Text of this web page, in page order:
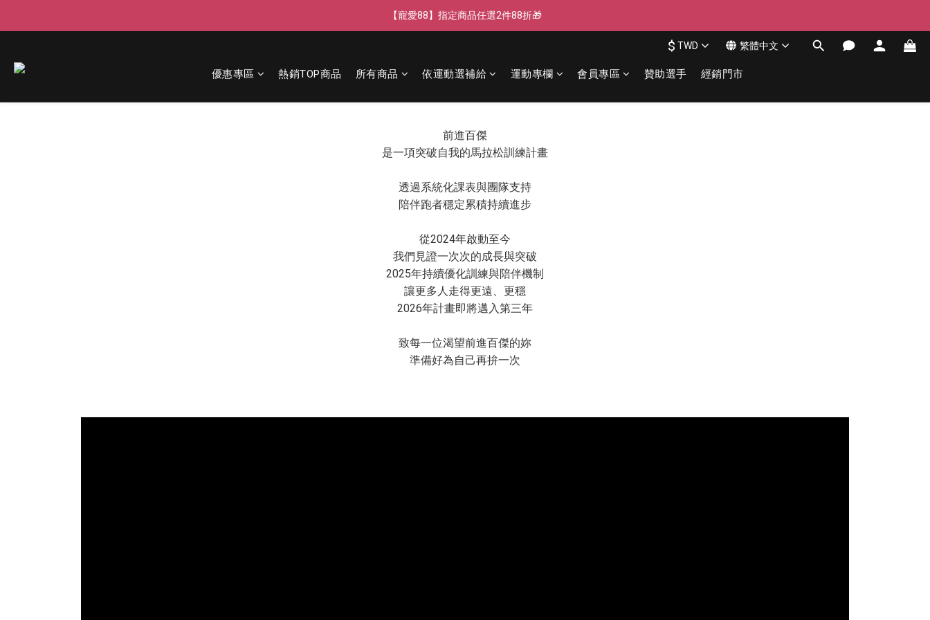
【寵愛父親節】快閃週末全館免運🌟
【寵愛88】指定商品任選2件88折🎁
【寵愛父親節】快閃週末全館免運🌟
$ TWD 繁體中文
優惠專區 熱銷TOP商品 所有商品 依運動選補給 運動專欄 會員專區 贊助選手 經銷門市
前進百傑
是一項突破自我的馬拉松訓練計畫
透過系統化課表與團隊支持
陪伴跑者穩定累積持續進步
從2024年啟動至今
我們見證一次次的成長與突破
2025年持續優化訓練與陪伴機制
讓更多人走得更遠、更穩
2026年計畫即將邁入第三年
致每一位渴望前進百傑的妳
準備好為自己再拚一次